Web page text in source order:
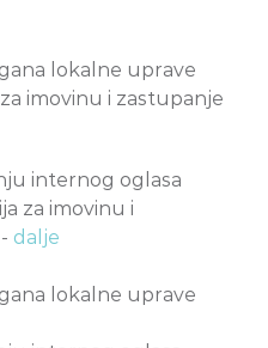
lokalne uprave
imovinu i zastupanje
internog oglasa
za imovinu i
dalje
lokalne uprave